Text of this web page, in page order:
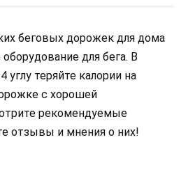
беговых дорожек для дома
для бега. В
теряйте калории на
с хорошей
рекомендуемые
отзывы и мнения о них!